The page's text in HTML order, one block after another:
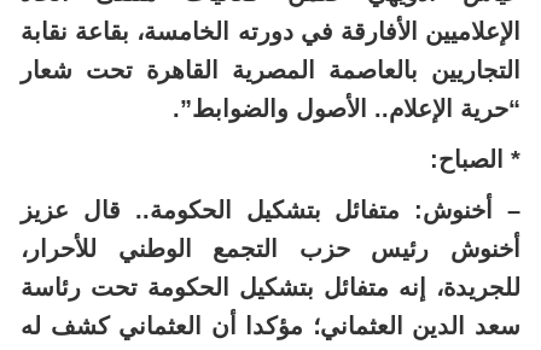
الإعلاميين الأفارقة في دورته الخامسة، بقاعة نقابة
التجاريين بالعاصمة المصرية القاهرة تحت شعار
“حرية الإعلام.. الأصول والضوابط”.
* الصباح:
– أخنوش: متفائل بتشكيل الحكومة.. قال عزيز
أخنوش رئيس حزب التجمع الوطني للأحرار،
للجريدة، إنه متفائل بتشكيل الحكومة تحت رئاسة
سعد الدين العثماني؛ مؤكدا أن العثماني كشف له